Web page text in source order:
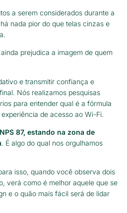
a serem considerados durante a
nada pior do que telas cinzas e
prejudica a imagem de quem
e transmitir confiança e
Nós realizamos pesquisas
para entender qual é a fórmula
de acesso ao Wi-Fi.
87, estando na zona de
. É algo do qual nos orgulhamos
isso, quando você observa dois
verá como é melhor aquele que se
e o quão mais fácil será de lidar